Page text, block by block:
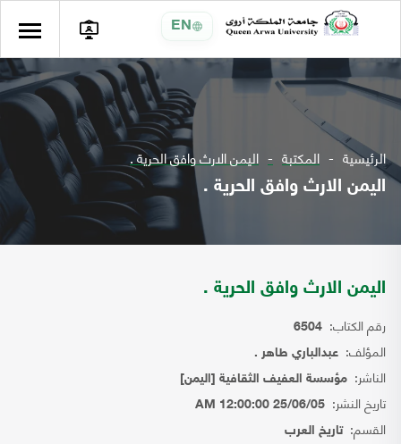
EN
الرئيسية المكتبة اليمن الارث وافق الحرية .
اليمن الارث وافق الحرية .
اليمن الارث وافق الحرية .
رقم الكتاب: 6504
المؤلف: عبدالباري طاهر .
الناشر: مؤسسة العفيف الثقافية [اليمن]
تاريخ النشر: 25/06/05 12:00:00 AM
القسم:تاريخ العرب